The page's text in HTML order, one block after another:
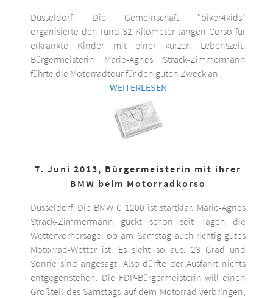
Düsseldorf. Die Gemeinschaft "biker4kids"
organisierte den rund 32 Kilometer langen Corso für
erkrankte Kinder mit einer kurzen Lebenszeit.
Bürgermeisterin Marie-Agnes Strack-Zimmermann
führte die Motorradtour für den guten Zweck an.
WEITERLESEN
7. Juni 2013, Bürgermeisterin mit ihrer
BMW beim Motorradkorso
Düsseldorf. Die BMW C 1200 ist startklar. Marie-Agnes
Strack-Zimmermann guckt schon seit Tagen die
Wettervorhersage, ob am Samstag auch richtig gutes
Motorrad-Wetter ist. Es sieht so aus: 23 Grad und
Sonne sind angesagt. Also dürfte der Ausfahrt nichts
entgegenstehen. Die FDP-Bürgermeisterin will einen
Großteil des Samstags auf dem Motorrad verbringen,